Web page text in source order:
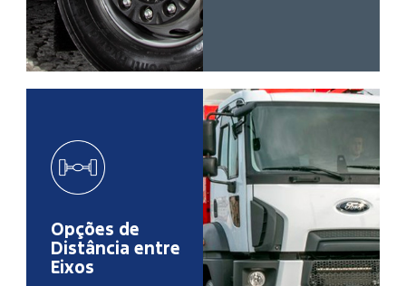
Opções de
Distância entre
Eixos